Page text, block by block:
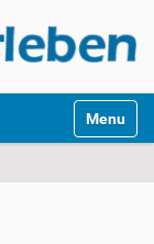
Toggle